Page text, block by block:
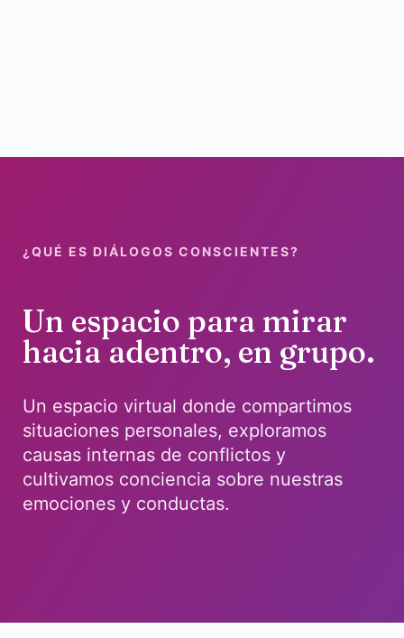
¿QUÉ ES DIÁLOGOS CONSCIENTES?
Un espacio para mirar
hacia adentro, en grupo.
Un espacio virtual donde compartimos
situaciones personales, exploramos
causas internas de conflictos y
cultivamos conciencia sobre nuestras
emociones y conductas.